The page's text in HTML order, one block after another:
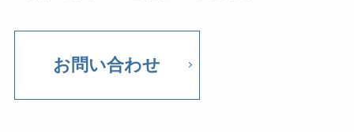
お問い合わせ